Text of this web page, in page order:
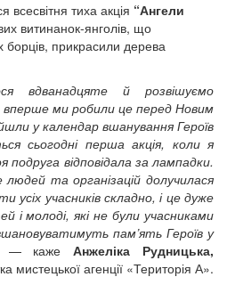
всесвітня тиха акція “Ангели
витинанок-янголів, що
борців, прикрасили дерева
вдванадцяте й розвішуємо
вперше ми робили це перед Новим
у календар вшанування Героїв
сьогодні перша акція, коли я
подруга відповідала за лампадки.
та організацій долучилася
усіх учасників складно, і це дуже
і молоді, які не були учасниками
пам’ять Героїв у
— кажеАнжеліка Рудницька,
мистецької агенції «Територія А».